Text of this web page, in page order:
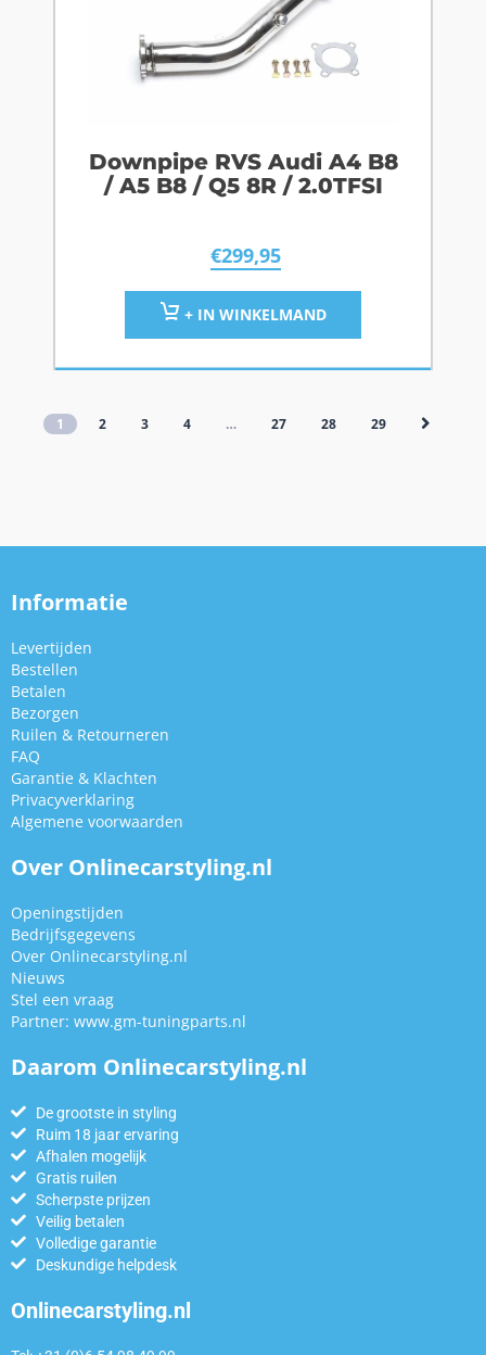
Downpipe RVS Audi A4 B8
/ A5 B8 / Q5 8R / 2.0TFSI
€299,95
+ IN WINKELMAND
1 2 3 4 … 27 28 29
Informatie
Levertijden
Bestellen
Betalen
Bezorgen
Ruilen & Retourneren
FAQ
Garantie & Klachten
Privacyverklaring
Algemene voorwaarden
Over Onlinecarstyling.nl
Openingstijden
Bedrijfsgegevens
Over Onlinecarstyling.nl
Nieuws
Stel een vraag
Partner: www.gm-tuningparts.nl
Daarom Onlinecarstyling.nl
De grootste in styling
Ruim 18 jaar ervaring
Afhalen mogelijk
Gratis ruilen
Scherpste prijzen
Veilig betalen
Volledige garantie
Deskundige helpdesk
Onlinecarstyling.nl